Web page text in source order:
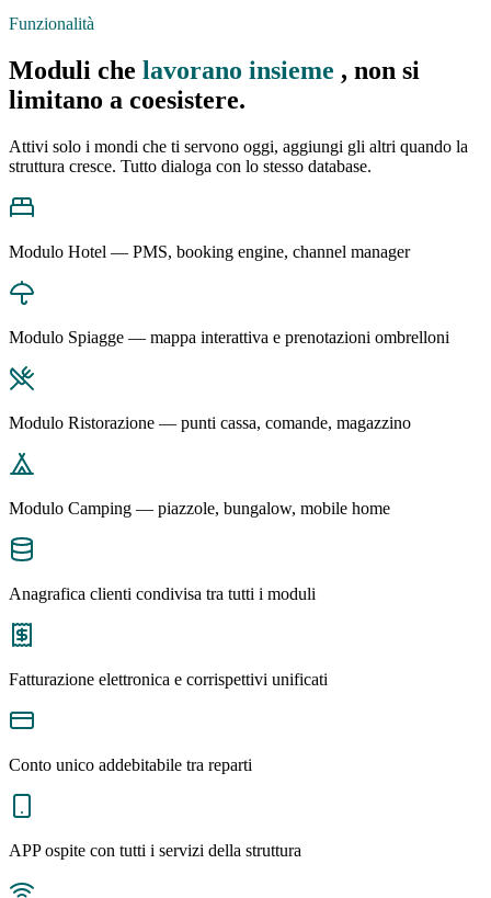
Funzionalità
Moduli che lavorano insieme , non si
limitano a coesistere.
Attivi solo i mondi che ti servono oggi, aggiungi gli altri quando la
struttura cresce. Tutto dialoga con lo stesso database.
Modulo Hotel — PMS, booking engine, channel manager
Modulo Spiagge — mappa interattiva e prenotazioni ombrelloni
Modulo Ristorazione — punti cassa, comande, magazzino
Modulo Camping — piazzole, bungalow, mobile home
Anagrafica clienti condivisa tra tutti i moduli
Fatturazione elettronica e corrispettivi unificati
Conto unico addebitabile tra reparti
APP ospite con tutti i servizi della struttura